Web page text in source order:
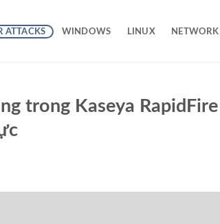
ATTACKS WINDOWS LINUX NETWORK
trong Kaseya